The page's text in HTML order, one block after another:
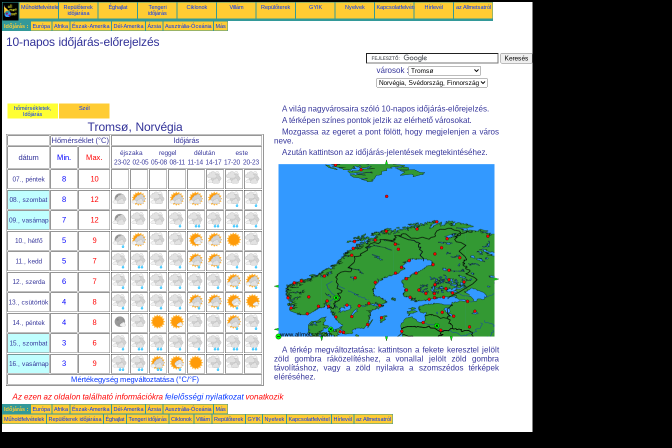
Műholdfelvételek
Repülőterek
időjárása
Éghajlat
Tengeri
időjárás
Ciklonok Villám Repülőterek GYIK Nyelvek Kapcsolatfelvétel Hírlevél az Allmetsatról
Időjárás : Európa Afrika Észak-Amerika Dél-Amerika Ázsia Ausztrália-Óceánia Más
10-napos időjárás-előrejelzés
városok :
hőmérsékletek,
Időjárás
Szél
Tromsø, Norvégia
Hőmérséklet (°C) Időjárás
dátum Min. Max.
éjszaka reggel délután
este
23-02 02-05 05-08 08-11 11-14 14-17 17-20 20-23
07., péntek 8 10
08., szombat 8 12
09., vasárnap 7 12
10., hétfő 5 9
11., kedd 5 7
12., szerda 6 7
13., csütörtök 4 8
14., péntek 4 8
15., szombat 3 6
16., vasárnap 3
9
Mértékegység megváltoztatása (°C/°F)
A világ nagyvárosaira szóló 10-napos időjárás-előrejelzés.
A térképen színes pontok jelzik az elérhető városokat.
Mozgassa az egeret a pont fölött, hogy megjelenjen a város
neve.
Azután kattintson az időjárás-jelentések megtekintéséhez.
A térkép megváltoztatása: kattintson a fekete keresztel jelölt
zöld gombra ráközelítéshez, a vonallal jelölt zöld gombra
távolításhoz, vagy a zöld nyilakra a szomszédos térképek
eléréséhez.
Az ezen az oldalon található információkra felelősségi nyilatkozatvonatkozik
Időjárás : Európa Afrika Észak-Amerika Dél-Amerika Ázsia Ausztrália-Óceánia
Más
Műholdfelvételek
Repülőterek időjárása Éghajlat Tengeri időjárás Ciklonok Villám Repülőterek GYIK Nyelvek Kapcsolatfelvétel Hírlevél az Allmetsatról